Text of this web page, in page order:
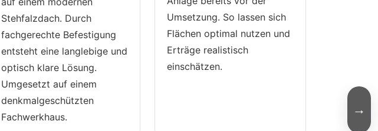
→
Stehfalzdach. Durch
fachgerechte Befestigung
entsteht eine langlebige und
optisch klare Lösung.
Umgesetzt auf einem
denkmalgeschützten
Fachwerkhaus.
Umsetzung. So lassen sich
Flächen optimal nutzen und
Erträge realistisch
einschätzen.